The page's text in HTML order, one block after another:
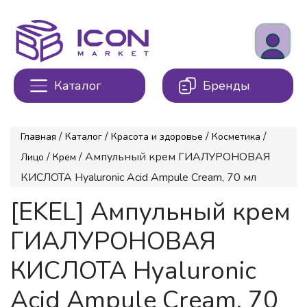
Каталог Бренды
Главная / Каталог / Красота и здоровье / Косметика /
Лицо / Крем / Ампульный крем ГИАЛУРОНОВАЯ
КИСЛОТА Hyaluronic Acid Ampule Cream, 70 мл
[EKEL] Ампульный крем
ГИАЛУРОНОВАЯ
КИСЛОТА Hyaluronic